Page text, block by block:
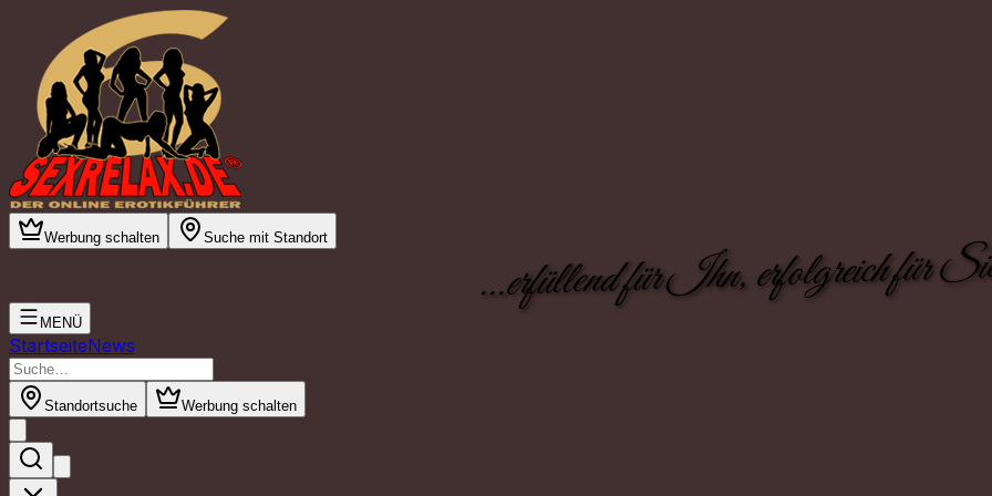
Werbung schalten Suche mit Standort
...erfüllend für Ihn, erfolgreich für
MENÜ
StartseiteNews
Standortsuche Werbung schalten